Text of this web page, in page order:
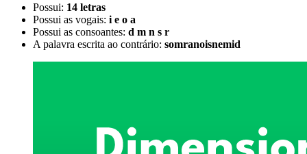
Possui: 14 letras
Possui as vogais: i e o a
Possui as consoantes: d m n s r
A palavra escrita ao contrário: somranoisnemid